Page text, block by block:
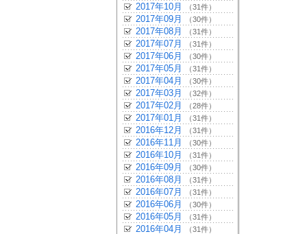
2017年10月 （31件）
2017年09月 （30件）
2017年08月 （31件）
2017年07月 （31件）
2017年06月 （30件）
2017年05月 （31件）
2017年04月 （30件）
2017年03月 （32件）
2017年02月 （28件）
2017年01月 （31件）
2016年12月 （31件）
2016年11月 （30件）
2016年10月 （31件）
2016年09月 （30件）
2016年08月 （31件）
2016年07月 （31件）
2016年06月 （30件）
2016年05月 （31件）
2016年04月 （31件）